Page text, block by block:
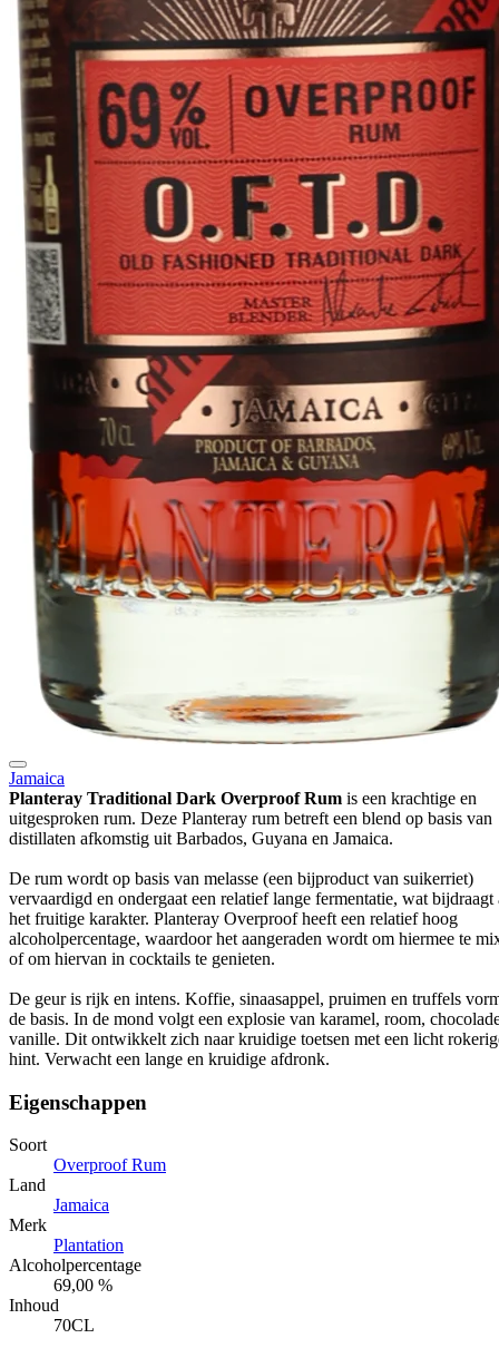
Jamaica
Planteray Traditional Dark Overproof Rum is een krachtige en
uitgesproken rum. Deze Planteray rum betreft een blend op basis van
distillaten afkomstig uit Barbados, Guyana en Jamaica.
De rum wordt op basis van melasse (een bijproduct van suikerriet)
vervaardigd en ondergaat een relatief lange fermentatie, wat bijdraagt
het fruitige karakter. Planteray Overproof heeft een relatief hoog
alcoholpercentage, waardoor het aangeraden wordt om hiermee te
of om hiervan in cocktails te genieten.
De geur is rijk en intens. Koffie, sinaasappel, pruimen en truffels
de basis. In de mond volgt een explosie van karamel, room,
vanille. Dit ontwikkelt zich naar kruidige toetsen met een licht
hint. Verwacht een lange en kruidige afdronk.
Eigenschappen
Soort
Overproof Rum
Land
Jamaica
Merk
Plantation
Alcoholpercentage
69,00 %
Inhoud
70CL